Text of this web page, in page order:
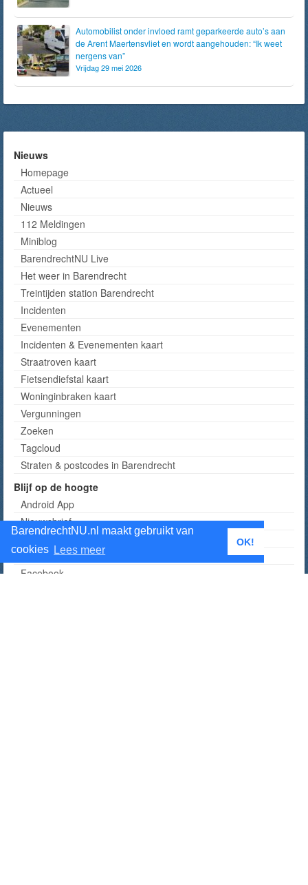
BarendrechtNU.nl maakt gebruikt van
cookies Lees meer
OK!
Automobilist onder invloed ramt geparkeerde auto’s aan
de Arent Maertensvliet en wordt aangehouden: “Ik weet
nergens van”
Vrijdag 29 mei 2026
Nieuws
Homepage
Actueel
Nieuws
112 Meldingen
Miniblog
BarendrechtNU Live
Het weer in Barendrecht
Treintijden station Barendrecht
Incidenten
Evenementen
Incidenten & Evenementen kaart
Straatroven kaart
Fietsendiefstal kaart
Woninginbraken kaart
Vergunningen
Zoeken
Tagcloud
Straten & postcodes in Barendrecht
Blijf op de hoogte
Android App
Nieuwsbrief
RSS
Twitter
Facebook